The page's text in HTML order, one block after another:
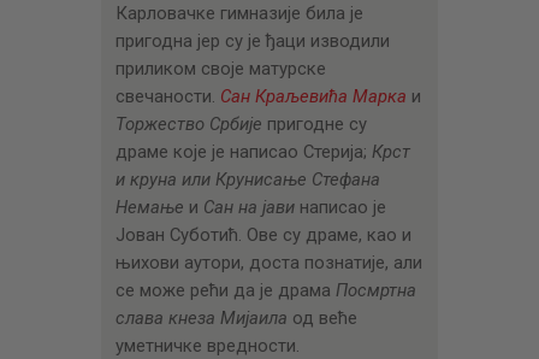
Карловачке гимназије била је
пригодна јер су је ђаци изводили
приликом своје матурске
свечаности. Сан Краљевића Марка и
Торжество Србије пригодне су
драме које је написао Стерија; Крст
и круна или Крунисање Стефана
Немање и Сан на јавинаписао је
Јован Суботић. Ове су драме, као и
њихови аутори, доста познатије, али
се може рећи да је драма Посмртна
слава кнеза Мијаила од веће
уметничке вредности.